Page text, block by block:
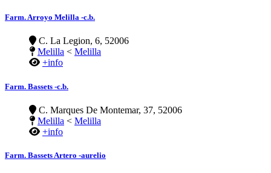
Farm. Arroyo Melilla -c.b.
C. La Legion, 6, 52006
Melilla < Melilla
+info
Farm. Bassets -c.b.
C. Marques De Montemar, 37, 52006
Melilla < Melilla
+info
Farm. Bassets Artero -aurelio